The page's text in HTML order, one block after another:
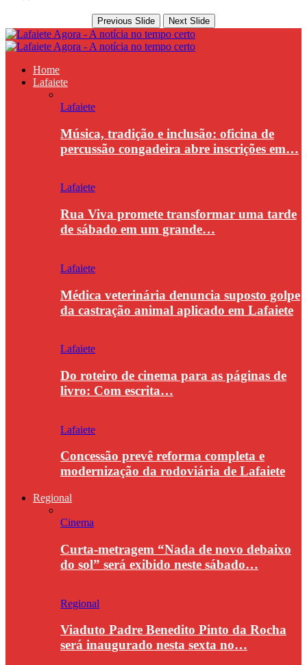
Previous Slide Next Slide
Home
Lafaiete
Lafaiete
Música, tradição e inclusão: oficina de
percussão congadeira abre inscrições em…
Lafaiete
Rua Viva promete transformar uma tarde
de sábado em um grande…
Lafaiete
Médica veterinária denuncia suposto golpe
da castração animal aplicado em Lafaiete
Lafaiete
Do roteiro de cinema para as páginas de
livro: Com escrita…
Lafaiete
Concessão prevê reforma completa e
modernização da rodoviária de Lafaiete
Regional
Cinema
Curta-metragem “Nada de novo debaixo
do sol” será exibido neste sábado…
Regional
Viaduto Padre Benedito Pinto da Rocha
será inaugurado nesta sexta no…